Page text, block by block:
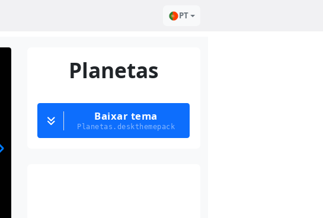
PT
Planetas
Baixar tema
Planetas.deskthemepack